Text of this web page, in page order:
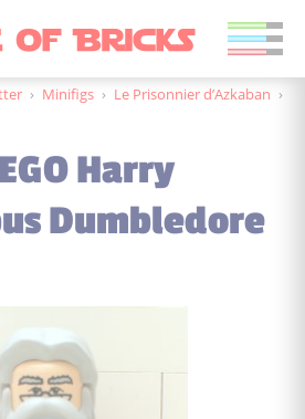
› Minifigs › Le Prisonnier d’Azkaban ›
Harry
Dumbledore